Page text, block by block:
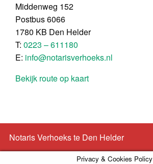
Middenweg 152
Postbus 6066
1780 KB Den Helder
T: 0223 – 611180
E: info@notarisverhoeks.nl
Bekijk route op kaart
Notaris Verhoeks te Den Helder
Privacy & Cookies Policy